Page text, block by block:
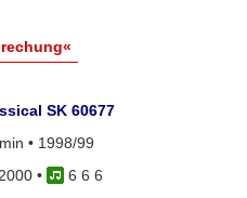
SK 60677
• 1998/99
•
6 6 6